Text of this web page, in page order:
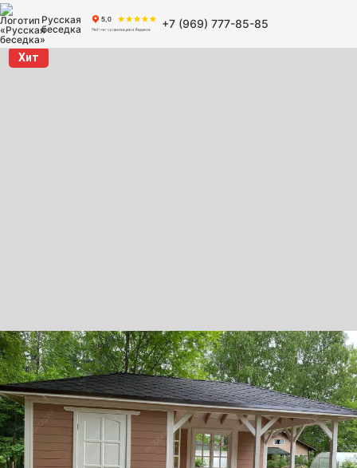
Русская
беседка
+7 (969) 777-85-85
Хит